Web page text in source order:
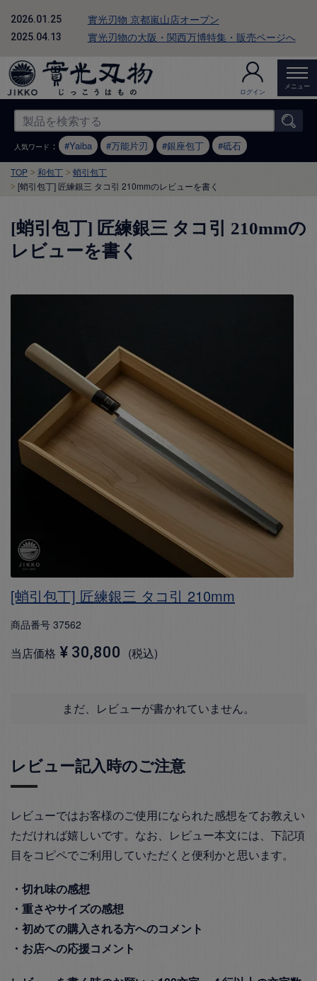
2026.01.25 實光刃物 京都嵐山店オープン
2025.04.13 實光刃物の大阪・関西万博特集・販売ページへ
ログイン
メニュー
人気ワード ： Yaiba 万能片刃 銀座包丁 砥石
TOP 和包丁
蛸引包丁
[蛸引包丁] 匠練銀三 タコ引 210mmのレビューを書く
[蛸引包丁] 匠練銀三 タコ引 210mmの
レビューを書く
[蛸引包丁] 匠練銀三 タコ引 210mm
商品番号 37562
当店価格 ¥ 30,800 税込
まだ、レビューが書かれていません。
レビュー記入時のご注意
レビューではお客様のご使用になられた感想をてお教えい
ただければ嬉しいです。なお、レビュー本文には、下記項
目をコピペでご利用していただくと便利かと思います。
・切れ味の感想
・重さやサイズの感想
・初めての購入される方へのコメント
・お店への応援コメント